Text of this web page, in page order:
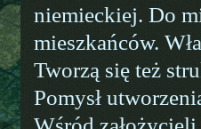
niemieckiej. Do
mieszkańców.
Tworzą się też
Pomysł